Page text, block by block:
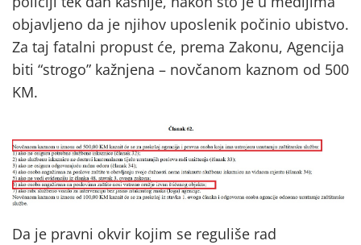
objavljeno da je njihov uposlenik počinio ubistvo.
Za taj fatalni propust će, prema Zakonu, Agencija
biti “strogo” kažnjena – novčanom kaznom od 500
KM.
Da je pravni okvir kojim se reguliše rad